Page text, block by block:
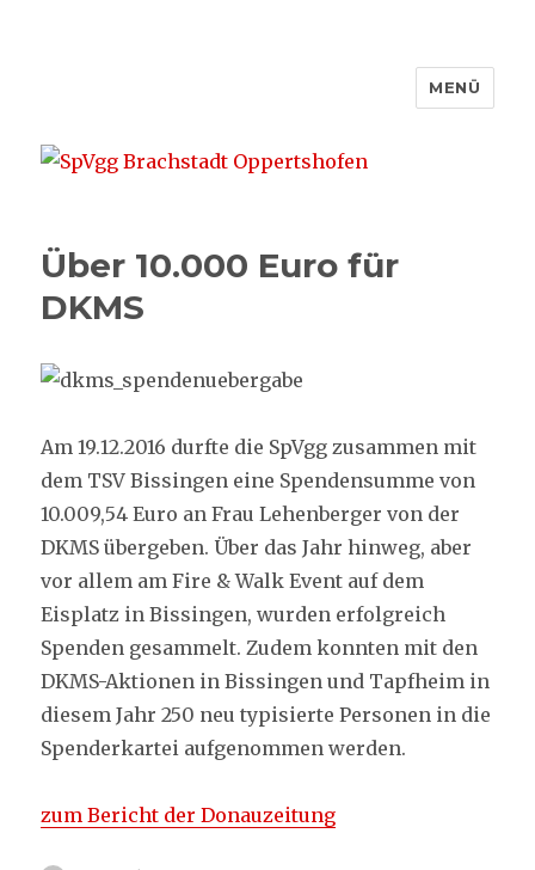
SpVgg Brachstadt Oppertshofen
MENÜ
Über 10.000 Euro für
DKMS
Am 19.12.2016 durfte die SpVgg zusammen mit
dem TSV Bissingen eine Spendensumme von
10.009,54 Euro an Frau Lehenberger von der
DKMS übergeben. Über das Jahr hinweg, aber
vor allem am Fire & Walk Event auf dem
Eisplatz in Bissingen, wurden erfolgreich
Spenden gesammelt. Zudem konnten mit den
DKMS-Aktionen in Bissingen und Tapfheim in
diesem Jahr 250 neu typisierte Personen in die
Spenderkartei aufgenommen werden.
zum Bericht der Donauzeitung